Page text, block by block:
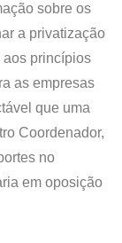
sobre os
a privatização
aos princípios
as empresas
que uma
Coordenador,
no
em oposição